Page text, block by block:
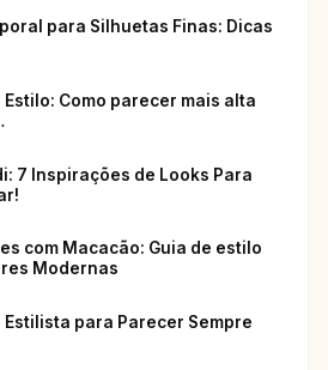
para Silhuetas Finas: Dicas
Como parecer mais alta
7 Inspirações de Looks Para
com Macacão: Guia de estilo
Modernas
para Parecer Sempre